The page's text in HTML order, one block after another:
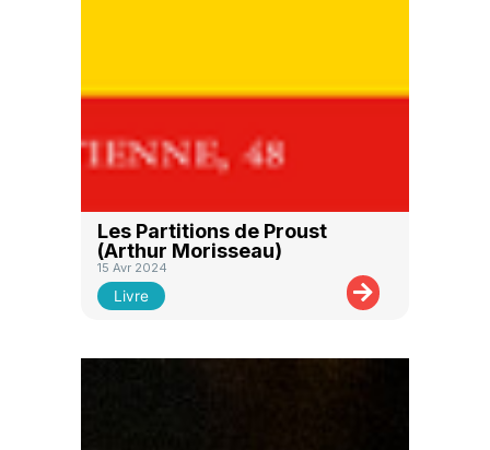
Les Partitions de Proust
(Arthur Morisseau)
15 Avr 2024
Livre